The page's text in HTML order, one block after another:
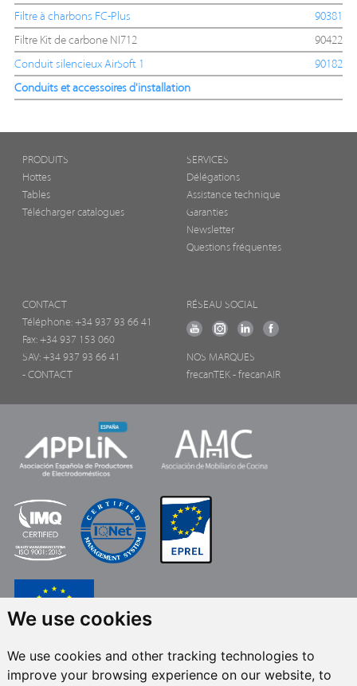
We use cookies
We use cookies and other tracking technologies to
improve your browsing experience on our website, to
Filtre à charbons FC-Plus
90381
Filtre Kit de carbone NI712
90422
Conduit silencieux AirSoft 1
90182
Conduits et accessoires d'installation
PRODUITS
Hottes
Tables
Télécharger catalogues
SERVICES
Délégations
Assistance technique
Garanties
Newsletter
Questions fréquentes
CONTACT
Téléphone: +34 937 93 66 41
Fax: +34 937 153 060
SAV: +34 937 93 66 41
- CONTACT
RÉSEAU SOCIAL
NOS MARQUES
frecanTEK - frecanAIR
FRECAN S.L.U.
, dans le cadre du programme ICEX Next, a bénéficié du
soutien d’ICEX et du cofinancement du fonds européen FEDER. Cet